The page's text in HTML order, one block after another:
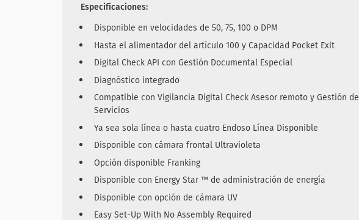
Especificaciones:
Disponible en velocidades de 50, 75, 100 o DPM
Hasta el alimentador del artículo 100 y Capacidad Pocket Exit
Digital Check API con Gestión Documental Especial
Diagnóstico integrado
Compatible con Vigilancia Digital Check Asesor remoto y Gestión de
Servicios
Ya sea sola línea o hasta cuatro Endoso Línea Disponible
Disponible con cámara frontal Ultravioleta
Opción disponible Franking
Disponible con Energy Star ™ de administración de energía
Disponible con opción de cámara UV
Easy Set-Up With No Assembly Required